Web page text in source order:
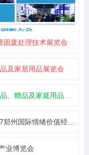
固废处理技术展览会
及家居用品展览会
品及家庭用品展览会
际情绪价值经济博览会
业博览会